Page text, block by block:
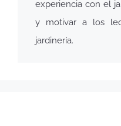
experiencia con el
y motivar a los
jardinería.